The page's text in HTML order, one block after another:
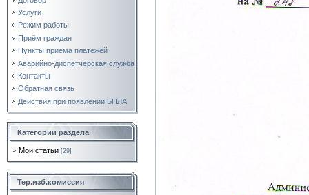
Услуги
Режим работы
Приём граждан
Пункты приёма платежей
Аварийно-диспетчерская служба
Контакты
Обратная связь
Действия при появлении БПЛА
Категории раздела
Мои статьи [29]
Тер.изб.комиссия